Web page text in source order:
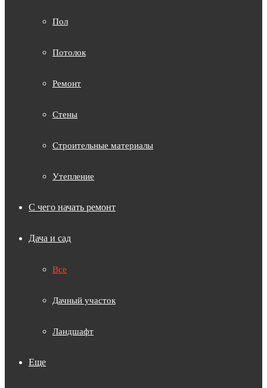
Пол
Потолок
Ремонт
Стены
Строительные материалы
Утепление
С чего начать ремонт
Дача и сад
Все
Дачный участок
Ландшафт
Еще